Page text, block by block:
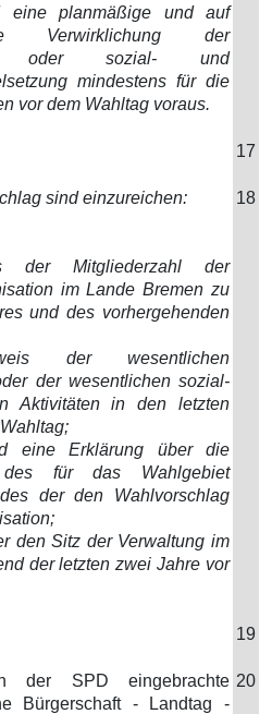
eine planmäßige und auf
Verwirklichung der
oder sozial- und
mindestens für die
vor dem Wahltag voraus.
17
sind einzureichen:
der Mitgliederzahl der
im Lande Bremen zu
und des vorhergehenden
der wesentlichen
der wesentlichen sozial-
Aktivitäten in den letzten
eine Erklärung über die
des für das Wahlgebiet
der den Wahlvorschlag
den Sitz der Verwaltung im
der letzten zwei Jahre vor
18
19
der SPD eingebrachte
Bürgerschaft - Landtag -
20